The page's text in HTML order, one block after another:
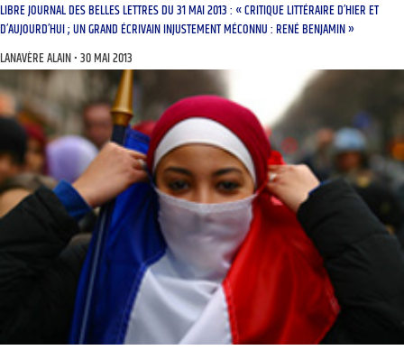
LIBRE JOURNAL DES BELLES LETTRES DU 31 MAI 2013 : « CRITIQUE LITTÉRAIRE D’HIER ET
D’AUJOURD’HUI ; UN GRAND ÉCRIVAIN INJUSTEMENT MÉCONNU : RENÉ BENJAMIN »
LANAVÈRE ALAIN 30 MAI 2013